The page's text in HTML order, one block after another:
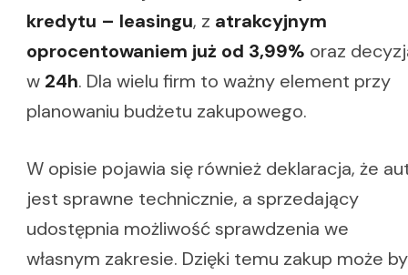
kredytu – leasingu, z atrakcyjnym
oprocentowaniem już od 3,99% oraz
w 24h. Dla wielu firm to ważny element przy
planowaniu budżetu zakupowego.
W opisie pojawia się również deklaracja, że
jest sprawne technicznie, a sprzedający
udostępnia możliwość sprawdzenia we
własnym zakresie. Dzięki temu zakup może